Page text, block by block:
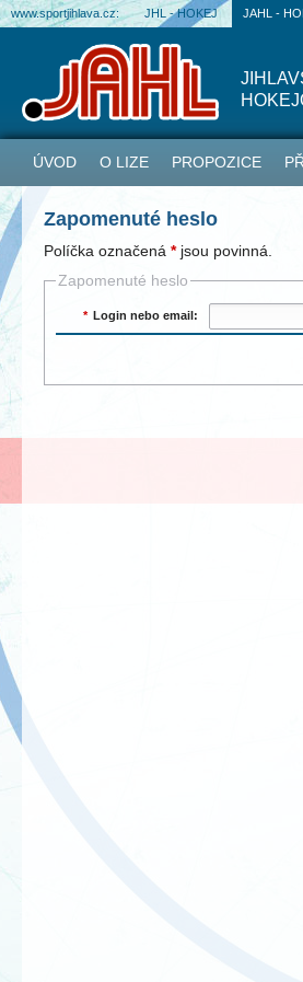
www.sportjihlava.cz: JHL - HOKEJ JAHL -
ÚVOD O LIZE PROPOZICE
Zapomenuté heslo
Políčka označená *jsou povinná.
Zapomenuté heslo
* Login nebo email: